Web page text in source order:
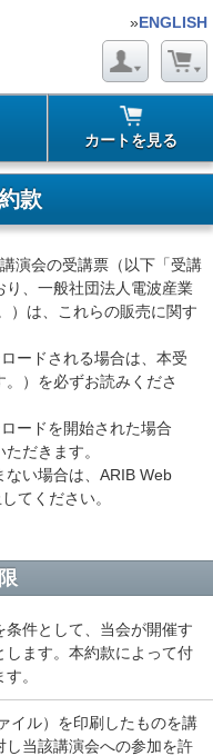
»ENGLISH
カートを見る
款
演会の受講票（以下「受講
、一般社団法人電波産業
）は、これらの販売に関す
ードされる場合は、本受
）を必ずお読みくださ
ードを開始された場合
だきます。
い場合は、ARIB Web
てください。
件として、当会が開催す
します。本約款によって付
。
ル）を印刷したものを講
当該講演会への参加を許